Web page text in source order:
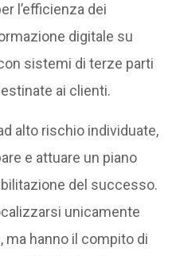
l’efficienza dei
digitale su
sistemi di terze parti
ai clienti.
alto rischio individuate,
e attuare un piano
del successo.
unicamente
ma hanno il compito di